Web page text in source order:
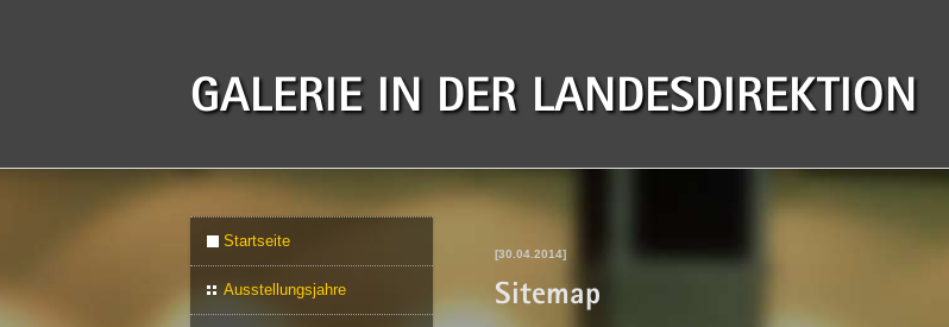
GALERIE IN DER LANDESDIREKTION
Startseite
Ausstellungsjahre
[30.04.2014]
Sitemap